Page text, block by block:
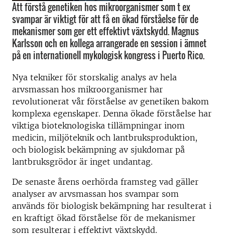
Att förstå genetiken hos mikroorganismer som t ex
svampar är viktigt för att få en ökad förståelse för de
mekanismer som ger ett effektivt växtskydd. Magnus
Karlsson och en kollega arrangerade en session i ämnet
på en internationell mykologisk kongress i Puerto Rico.
Nya tekniker för storskalig analys av hela
arvsmassan hos mikroorganismer har
revolutionerat vår förståelse av genetiken bakom
komplexa egenskaper. Denna ökade förståelse har
viktiga bioteknologiska tillämpningar inom
medicin, miljöteknik och lantbruksproduktion,
och biologisk bekämpning av sjukdomar på
lantbruksgrödor är inget undantag.
De senaste årens oerhörda framsteg vad gäller
analyser av arvsmassan hos svampar som
används för biologisk bekämpning har resulterat i
en kraftigt ökad förståelse för de mekanismer
som resulterar i effektivt växtskydd.